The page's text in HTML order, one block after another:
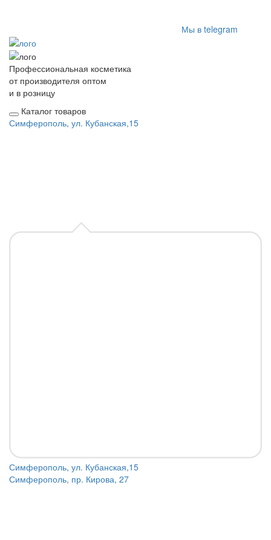
Мы в telegram
Профессиональная косметика
от производителя оптом
и в розницу
Каталог товаров
Симферополь, ул. Кубанская,15
Симферополь, ул. Кубанская,15
Симферополь, пр. Кирова, 27